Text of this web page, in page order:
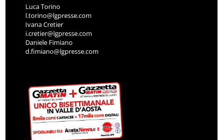
Luca Torino
l.torino@lgpresse.com
Ivana Cretier
i.cretier@lgpresse.com
Daniele Fimiano
d.fimiano@lgpresse.com